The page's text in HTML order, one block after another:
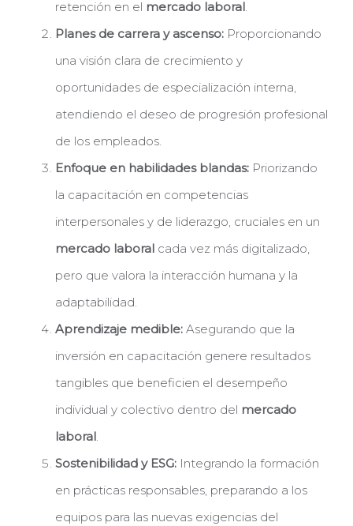
retención en el mercado laboral.
Planes de carrera y ascenso: Proporcionando
una visión clara de crecimiento y
oportunidades de especialización interna,
atendiendo el deseo de progresión profesional
de los empleados.
Enfoque en habilidades blandas: Priorizando
la capacitación en competencias
interpersonales y de liderazgo, cruciales en un
mercado laboral cada vez más digitalizado,
pero que valora la interacción humana y la
adaptabilidad.
Aprendizaje medible: Asegurando que la
inversión en capacitación genere resultados
tangibles que beneficien el desempeño
individual y colectivo dentro del mercado
laboral.
Sostenibilidad y ESG: Integrando la formación
en prácticas responsables, preparando a los
equipos para las nuevas exigencias del